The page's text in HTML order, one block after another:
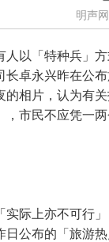
明声
人以「特种兵」
卓永兴昨在公
相片，认为有
市民不应凭一
际上亦不可行
日公布的「旅游